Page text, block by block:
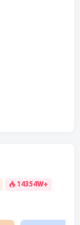
14354W+